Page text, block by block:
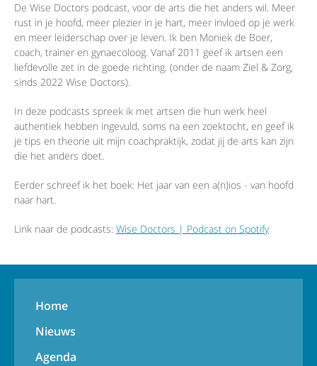
De Wise Doctors podcast, voor de arts die het anders wil. Meer
rust in je hoofd, meer plezier in je hart, meer invloed op je werk
en meer leiderschap over je leven. Ik ben Moniek de Boer,
coach, trainer en gynaecoloog. Vanaf 2011 geef ik artsen een
liefdevolle zet in de goede richting. (onder de naam Ziel & Zorg,
sinds 2022 Wise Doctors).
In deze podcasts spreek ik met artsen die hun werk heel
authentiek hebben ingevuld, soms na een zoektocht, en geef ik
je tips en theorie uit mijn coachpraktijk, zodat jij de arts kan zijn
die het anders doet.
Eerder schreef ik het boek: Het jaar van een a(n)ios - van hoofd
naar hart.
Link naar de podcasts: Wise Doctors | Podcast on Spotify
Home
Nieuws
Agenda